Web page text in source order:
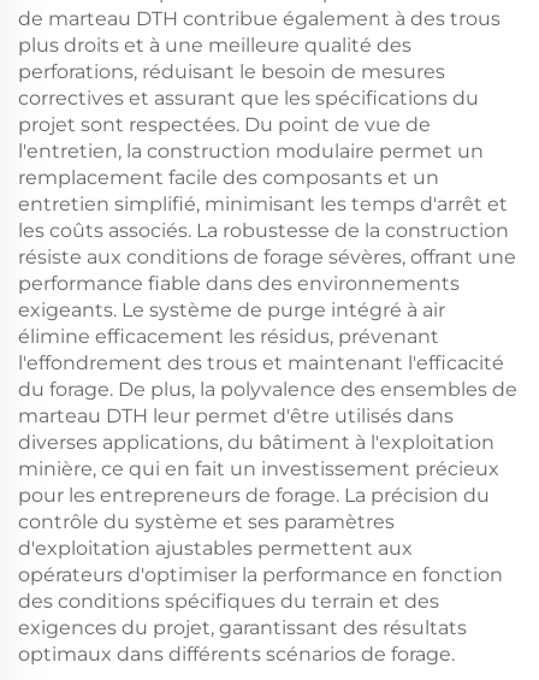
de marteau DTH contribue également à des trous
plus droits et à une meilleure qualité des
perforations, réduisant le besoin de mesures
correctives et assurant que les spécifications du
projet sont respectées. Du point de vue de
l'entretien, la construction modulaire permet un
remplacement facile des composants et un
entretien simplifié, minimisant les temps d'arrêt et
les coûts associés. La robustesse de la construction
résiste aux conditions de forage sévères, offrant une
performance fiable dans des environnements
exigeants. Le système de purge intégré à air
élimine efficacement les résidus, prévenant
l'effondrement des trous et maintenant l'efficacité
du forage. De plus, la polyvalence des ensembles de
marteau DTH leur permet d'être utilisés dans
diverses applications, du bâtiment à l'exploitation
minière, ce qui en fait un investissement précieux
pour les entrepreneurs de forage. La précision du
contrôle du système et ses paramètres
d'exploitation ajustables permettent aux
opérateurs d'optimiser la performance en fonction
des conditions spécifiques du terrain et des
exigences du projet, garantissant des résultats
optimaux dans différents scénarios de forage.